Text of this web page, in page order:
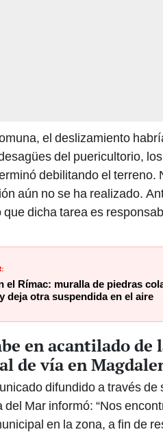
el deslizamiento
del puericultorio,
debilitando el
aún no se ha realizado.
que dicha tarea es
el Rímac: muralla de piedras
deja otra suspendida en el aire
en acantilado de
de vía en
difundido a través
del Mar informó: “Nos
en la zona, a fin de